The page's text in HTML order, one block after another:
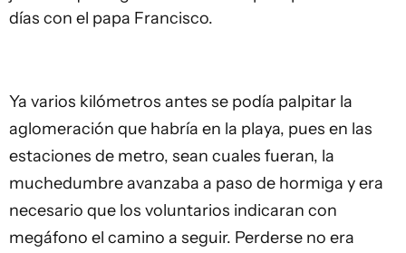
días con el papa Francisco.
Ya varios kilómetros antes se podía palpitar la
aglomeración que habría en la playa, pues en las
estaciones de metro, sean cuales fueran, la
muchedumbre avanzaba a paso de hormiga y era
necesario que los voluntarios indicaran con
megáfono el camino a seguir. Perderse no era